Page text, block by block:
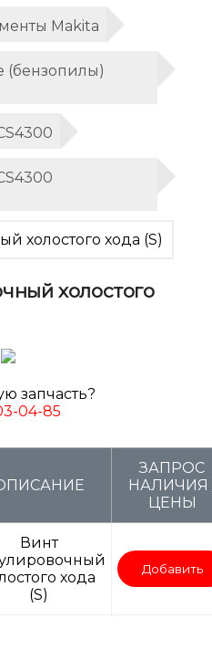
Makita
(бензопилы)
холостого хода (S)
холостого
запчасть?
04-85
ЗАПРОС
НАЛИЧИЯ
ЦЕНЫ
Винт
хода
(S)
Добавить